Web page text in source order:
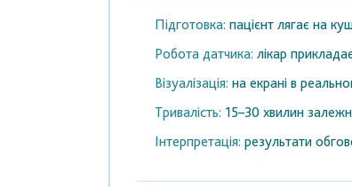
Підготовка: пацієнт лягає на
Робота датчика: лікар
Візуалізація: на екрані в
Тривалість: 15–30 хвилин
Інтерпретація: результати